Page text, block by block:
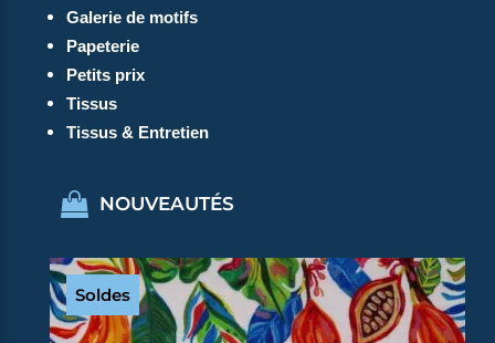
Galerie de motifs
Papeterie
Petits prix
Tissus
Tissus & Entretien
NOUVEAUTÉS
Soldes